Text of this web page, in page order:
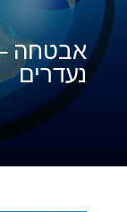
אבטחה –
נעדרים